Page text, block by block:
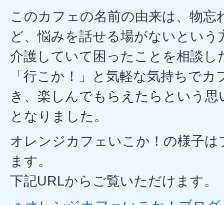
このカフェの名前の由来は、物忘
ど、悩みを話せる場がないという
介護していて困ったことを相談し
「行こか！」と気軽な気持ちで
き、楽しんでもらえたらという
となりました。
オレンジカフェいこか！の様子
ます。
下記URLからご覧いただけます。